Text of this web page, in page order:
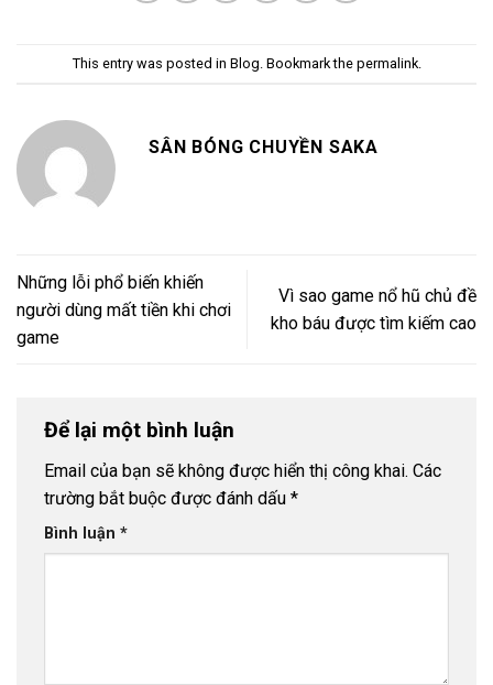
This entry was posted in Blog . Bookmark the permalink.
SÂN BÓNG CHUYỀN SAKA
Những lỗi phổ biến khiến
người dùng mất tiền khi chơi
game
Vì sao game nổ hũ chủ đề
kho báu được tìm kiếm cao
Để lại một bình luận
Email của bạn sẽ không được hiển thị công khai. Các
trường bắt buộc được đánh dấu *
Bình luận *